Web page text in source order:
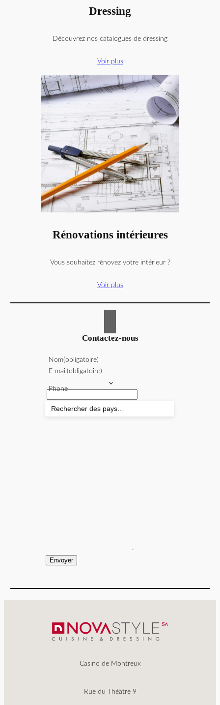
Dressing
Découvrez nos catalogues de dressing
Voir plus
Rénovations intérieures
Vous souhaitez rénovez votre intérieur ?
Voir plus
Contactez-nous
Nom(obligatoire)
E-mail(obligatoire)
Phone
Message(obligatoire)
Envoyer
Casino de Montreux
Rue du Théâtre 9